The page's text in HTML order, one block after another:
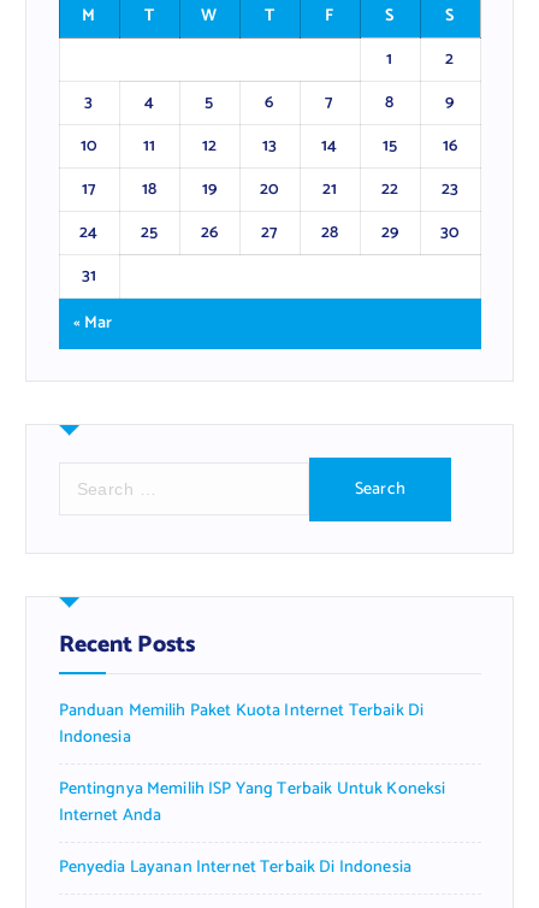
M
T W T F S
S
1
2
3
4 5 6 7 8
9
10
11 12 13 14 15
16
17
18 19 20 21 22
23
24
25 26 27 28 29
30
31
« Mar
r
h
f
o
:
Recent Posts
Panduan Memilih Paket Kuota Internet Terbaik Di
Indonesia
Pentingnya Memilih ISP Yang Terbaik Untuk Koneksi
Internet Anda
Penyedia Layanan Internet Terbaik Di Indonesia